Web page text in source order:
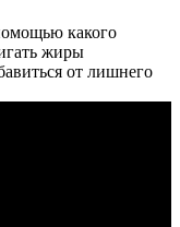
какого
жиры